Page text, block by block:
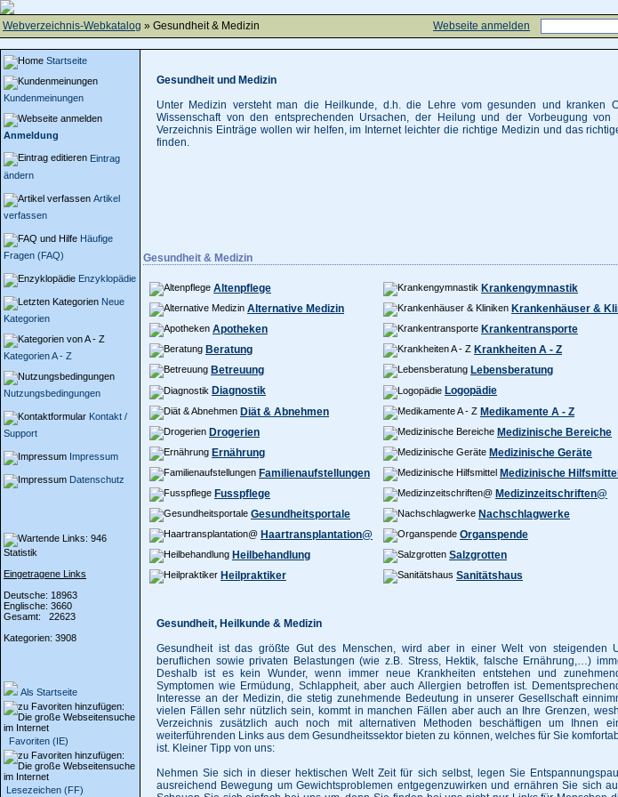
Webseite anmelden
Webverzeichnis-Webkatalog » Gesundheit & Medizin
Startseite
Kundenmeinungen
Anmeldung
Eintrag
ändern
Artikel
verfassen
Häufige
Fragen (FAQ)
Enzyklopädie
Neue
Kategorien
Kategorien A - Z
Nutzungsbedingungen
Kontakt /
Support
Impressum
Datenschutz
Statistik
Eingetragene Links
Deutsche: 18963
Englische: 3660
Gesamt: 22623
Kategorien: 3908
Als Startseite
Favoriten (IE)
Lesezeichen (FF)
Gesundheit und Medizin
Unter Medizin versteht man die Heilkunde, d.h. die Lehre vom gesunden und kranken
Wissenschaft von den entsprechenden Ursachen, der Heilung und der Vorbeugung von
Verzeichnis Einträge wollen wir helfen, im Internet leichter die richtige Medizin und das
finden.
Gesundheit & Medizin
Altenpflege
Alternative Medizin
Apotheken
Beratung
Betreuung
Diagnostik
Diät & Abnehmen
Drogerien
Ernährung
Familienaufstellungen
Fusspflege
Gesundheitsportale
Haartransplantation@
Heilbehandlung
Heilpraktiker
Krankengymnastik
Krankenhäuser &
Krankentransporte
Krankheiten A - Z
Lebensberatung
Logopädie
Medikamente A - Z
Medizinische Bereiche
Medizinische Geräte
Medizinische
Medizinzeitschriften@
Nachschlagwerke
Organspende
Salzgrotten
Sanitätshaus
Gesundheit, Heilkunde & Medizin
Gesundheit ist das größte Gut des Menschen, wird aber in einer Welt von steigenden
beruflichen sowie privaten Belastungen (wie z.B. Stress, Hektik, falsche Ernährung,…)
Deshalb ist es kein Wunder, wenn immer neue Krankheiten entstehen und
Symptomen wie Ermüdung, Schlappheit, aber auch Allergien betroffen ist.
Interesse an der Medizin, die stetig zunehmende Bedeutung in unserer Gesellschaft
vielen Fällen sehr nützlich sein, kommt in manchen Fällen aber auch an Ihre Grenzen,
Verzeichnis zusätzlich auch noch mit alternativen Methoden beschäftigen um Ihnen
weiterführenden Links aus dem Gesundheitssektor bieten zu können, welches für Sie
ist. Kleiner Tipp von uns:
Nehmen Sie sich in dieser hektischen Welt Zeit für sich selbst, legen Sie
ausreichend Bewegung um Gewichtsproblemen entgegenzuwirken und ernähren Sie sich